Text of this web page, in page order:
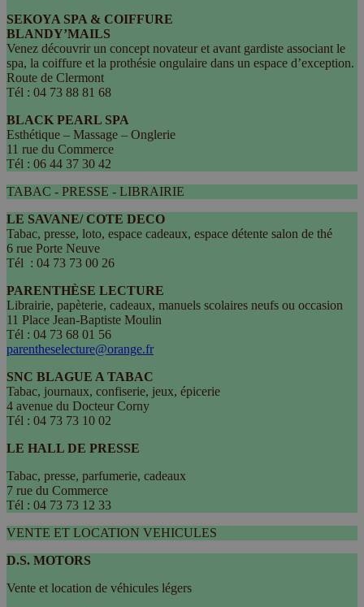
SEKOYA SPA & COIFFURE
BLANDY’MAILS
Venez découvrir un concept novateur et avant gardiste associant le
spa, la coiffure et la prothésie ongulaire dans un espace d’exception.
Route de Clermont
Tél : 04 73 88 81 68
BLACK PEARL SPA
Esthétique – Massage – Onglerie
11 rue du Commerce
Tél : 06 44 37 30 42
TABAC - PRESSE - LIBRAIRIE
LE SAVANE/ COTE DECO
Tabac, presse, loto, espace cadeaux, espace détente salon de thé
6 rue Porte Neuve
Tél : 04 73 73 00 26
PARENTHÈSE LECTURE
Librairie, papèterie, cadeaux, manuels scolaires neufs ou occasion
11 Place Jean-Baptiste Moulin
Tél : 04 73 68 01 56
parentheselecture@orange.fr
SNC BLAGUE A TABAC
Tabac, journaux, confiserie, jeux, épicerie
4 avenue du Docteur Corny
Tél : 04 73 73 10 02
LE HALL DE PRESSE
Tabac, presse, parfumerie, cadeaux
7 rue du Commerce
Tél : 04 73 73 12 33
VENTE ET LOCATION VEHICULES
D.S. MOTORS
Vente et location de véhicules légers